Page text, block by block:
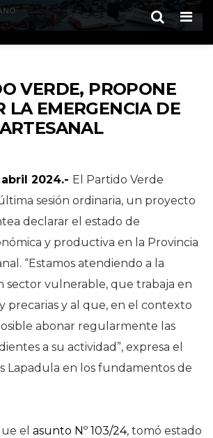
VERDE, PROPONE
LA EMERGENCIA DE
2024.- El Partido Verde
sesión ordinaria, un proyecto
declarar el estado de
y productiva en la Provincia
“Estamos atendiendo a la
sector vulnerable, que trabaja en
precarias y al que, en el contexto
abonar regularmente las
a su actividad”, expresa el
Lapadula en los fundamentos de
el asunto Nº 103/24, tomó estado